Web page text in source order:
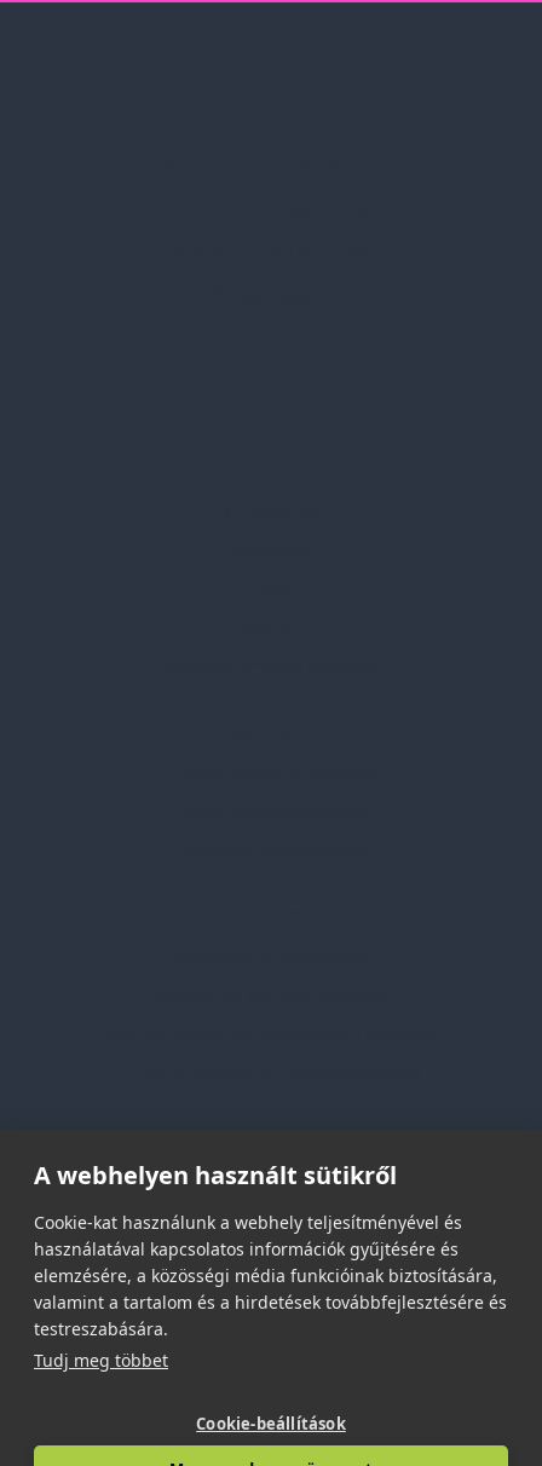
A webhelyen használt sütikről
Cookie-kat használunk a webhely teljesítményével és
használatával kapcsolatos információk gyűjtésére és
elemzésére, a közösségi média funkcióinak biztosítására,
valamint a tartalom és a hirdetések továbbfejlesztésére és
testreszabására.
Tudj meg többet
Cookie-beállítások
Email címed:
elfogadom az adatvédelmi szabályzatot
© 2026 | Minden jog fenntartva!